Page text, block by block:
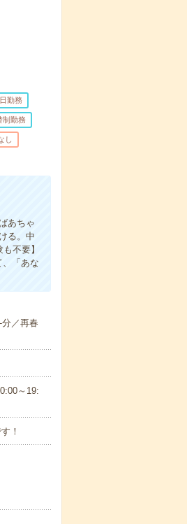
勤務
制勤務
し
あちゃ
る。中
不要】
「あな
／再春
～19:
！